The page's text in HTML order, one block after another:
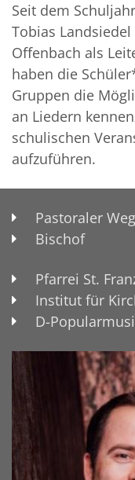
Seit dem
Tobias
Offenbach als
haben die
Gruppen die
an Liedern
schulischen
aufzuführen.
Pastoraler Weg
Bischof
Pfarrei St.
Institut für
D-